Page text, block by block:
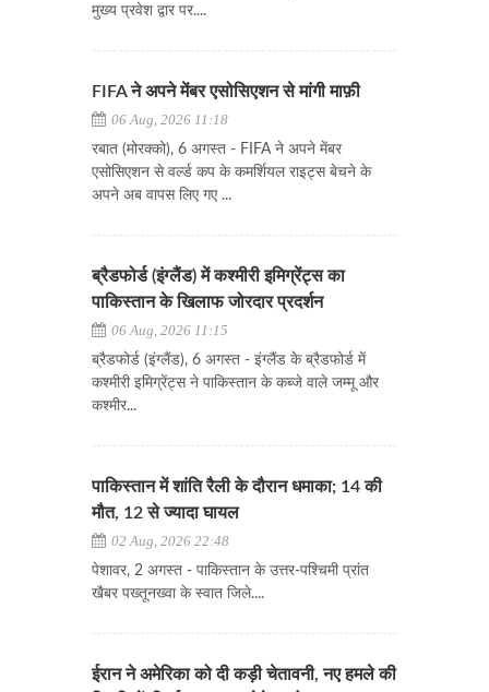
मुख्य प्रवेश द्वार पर....
FIFA ने अपने मेंबर एसोसिएशन से मांगी माफ़ी
06 Aug, 2026 11:18
रबात (मोरक्को), 6 अगस्त - FIFA ने अपने मेंबर
एसोसिएशन से वर्ल्ड कप के कमर्शियल राइट्स बेचने के
अपने अब वापस लिए गए ...
ब्रैडफोर्ड (इंग्लैंड) में कश्मीरी इमिग्रेंट्स का
पाकिस्तान के खिलाफ जोरदार प्रदर्शन
06 Aug, 2026 11:15
ब्रैडफोर्ड (इंग्लैंड), 6 अगस्त - इंग्लैंड के ब्रैडफोर्ड में
कश्मीरी इमिग्रेंट्स ने पाकिस्तान के कब्जे वाले जम्मू और
कश्मीर...
पाकिस्तान में शांति रैली के दौरान धमाका; 14 की
मौत, 12 से ज्यादा घायल
02 Aug, 2026 22:48
पेशावर, 2 अगस्त - पाकिस्तान के उत्तर-पश्चिमी प्रांत
खैबर पख्तूनख्वा के स्वात जिले....
ईरान ने अमेरिका को दी कड़ी चेतावनी, नए हमले की